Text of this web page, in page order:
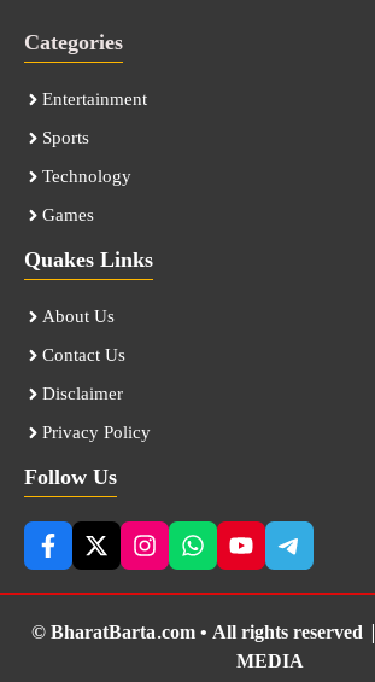
Categories
Entertainment
Sports
Technology
Games
Quakes Links
About Us
Contact Us
Disclaimer
Privacy Policy
Follow Us
© BharatBarta.com • All rights reserved |
MEDIA